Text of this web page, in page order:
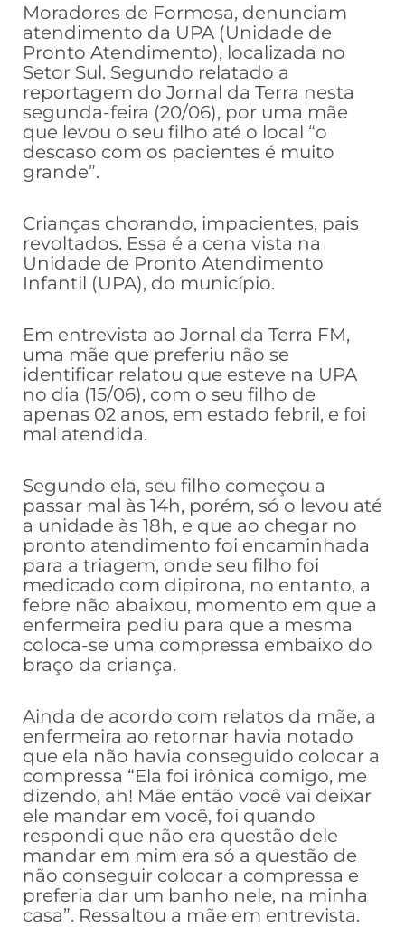
Moradores de Formosa, denunciam
atendimento da UPA (Unidade de
Pronto Atendimento), localizada no
Setor Sul. Segundo relatado a
reportagem do Jornal da Terra nesta
segunda-feira (20/06), por uma mãe
que levou o seu filho até o local “o
descaso com os pacientes é muito
grande”.
Crianças chorando, impacientes, pais
revoltados. Essa é a cena vista na
Unidade de Pronto Atendimento
Infantil (UPA), do município.
Em entrevista ao Jornal da Terra FM,
uma mãe que preferiu não se
identificar relatou que esteve na UPA
no dia (15/06), com o seu filho de
apenas 02 anos, em estado febril, e foi
mal atendida.
Segundo ela, seu filho começou a
passar mal às 14h, porém, só o levou até
a unidade às 18h, e que ao chegar no
pronto atendimento foi encaminhada
para a triagem, onde seu filho foi
medicado com dipirona, no entanto, a
febre não abaixou, momento em que a
enfermeira pediu para que a mesma
coloca-se uma compressa embaixo do
braço da criança.
Ainda de acordo com relatos da mãe, a
enfermeira ao retornar havia notado
que ela não havia conseguido colocar a
compressa “Ela foi irônica comigo, me
dizendo, ah! Mãe então você vai deixar
ele mandar em você, foi quando
respondi que não era questão dele
mandar em mim era só a questão de
não conseguir colocar a compressa e
preferia dar um banho nele, na minha
casa”. Ressaltou a mãe em entrevista.